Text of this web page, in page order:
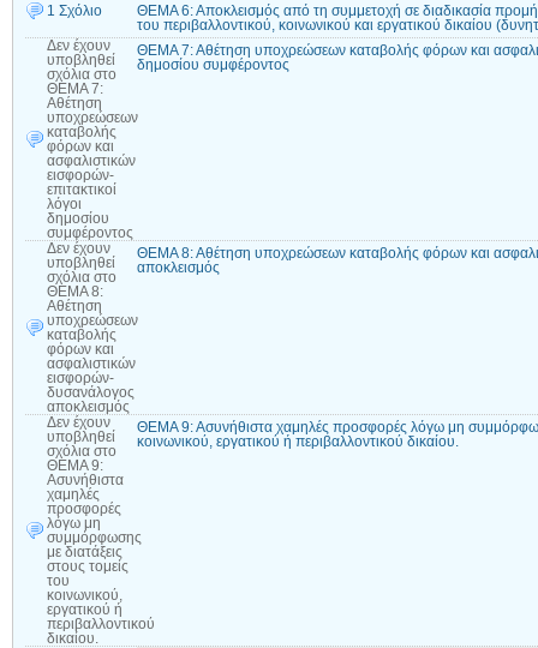
1 Σχόλιο
ΘΕΜΑ 6: Αποκλεισμός από τη συμμετοχή σε διαδικασία
του περιβαλλοντικού, κοινωνικού και εργατικού δικαίου
Δεν έχουν
υποβληθεί
σχόλια στο
ΘΕΜΑ 7:
Αθέτηση
υποχρεώσεων
καταβολής
φόρων και
ασφαλιστικών
εισφορών-
επιτακτικοί
λόγοι
δημοσίου
συμφέροντος
ΘΕΜΑ 7: Αθέτηση υποχρεώσεων καταβολής φόρων και
δημοσίου συμφέροντος
Δεν έχουν
υποβληθεί
σχόλια στο
ΘΕΜΑ 8:
Αθέτηση
υποχρεώσεων
καταβολής
φόρων και
ασφαλιστικών
εισφορών-
δυσανάλογος
αποκλεισμός
ΘΕΜΑ 8: Αθέτηση υποχρεώσεων καταβολής φόρων και
αποκλεισμός
Δεν έχουν
υποβληθεί
σχόλια στο
ΘΕΜΑ 9:
Ασυνήθιστα
χαμηλές
προσφορές
λόγω μη
συμμόρφωσης
με διατάξεις
στους τομείς
του
κοινωνικού,
εργατικού ή
περιβαλλοντικού
δικαίου.
ΘΕΜΑ 9: Ασυνήθιστα χαμηλές προσφορές λόγω μη
κοινωνικού, εργατικού ή περιβαλλοντικού δικαίου.